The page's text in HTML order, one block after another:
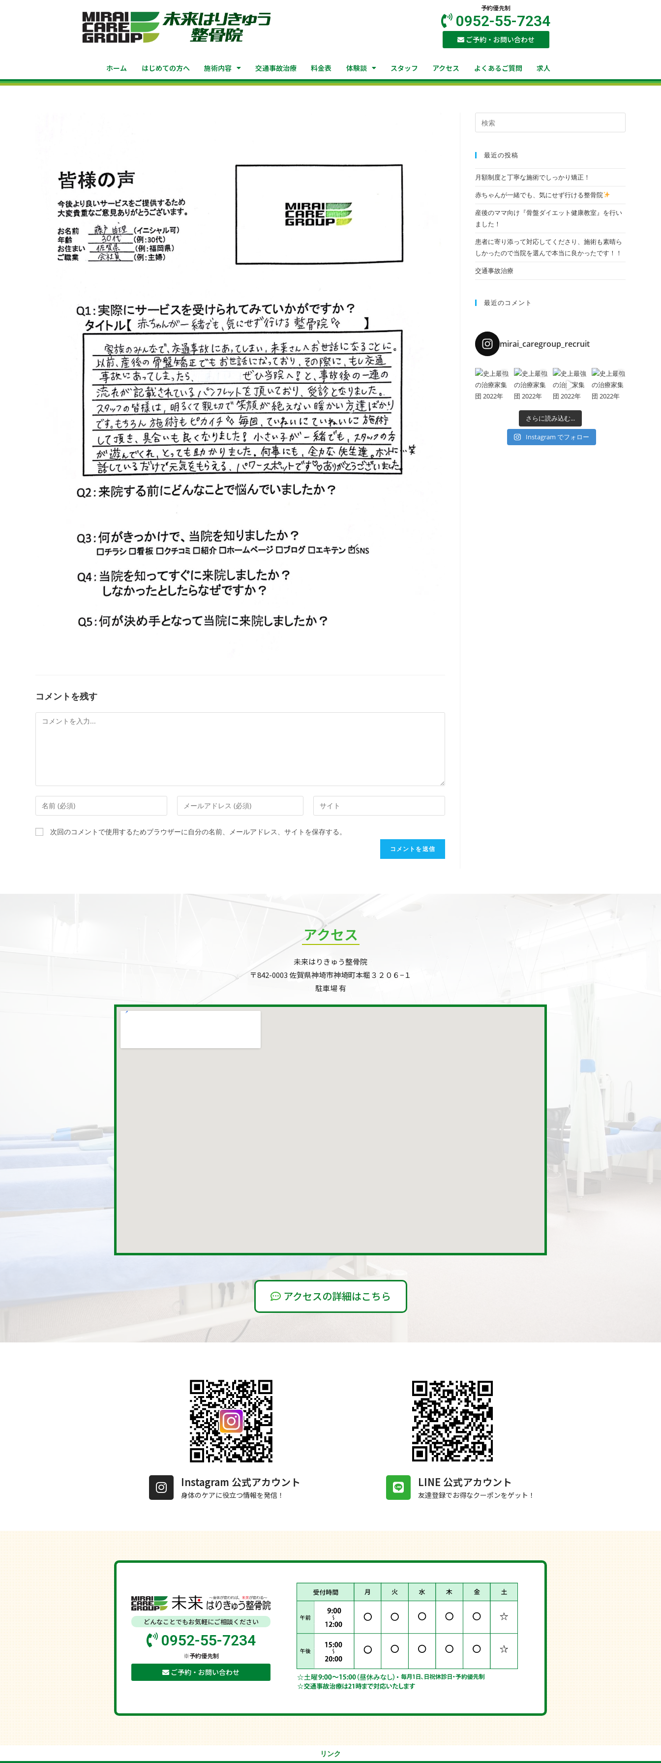
予約優先制
0952-55-7234
ご予約・お問い合わせ
ホーム はじめての方へ 施術内容 交通事故治療 料金表 体験談 スタッフ アクセス よくあるご質問 求人
コメントを残す
次回のコメントで使用するためブラウザーに自分の名前、メールアドレス、サイトを保存する。
最近の投稿
月額制度と丁寧な施術でしっかり矯正！
赤ちゃんが一緒でも、気にせず行ける整骨院
産後のママ向け『骨盤ダイエット健康教室』を行い
ました！
患者に寄り添って対応してくださり、施術も素晴ら
しかったので当院を選んで本当に良かったです！！
交通事故治療
最近のコメント
mirai_caregroup_recruit
さらに読み込む...
Instagram でフォロー
アクセス
未来はりきゅう整骨院
〒842-0003 佐賀県神埼市神埼町本堀３２０６−１
駐車場 有
アクセスの詳細はこちら
Instagram 公式アカウント
身体のケアに役立つ情報を発信！
LINE 公式アカウント
友達登録でお得なクーポンをゲット！
どんなことでもお気軽にご相談ください
0952-55-7234
※予約優先制
ご予約・お問い合わせ
リンク